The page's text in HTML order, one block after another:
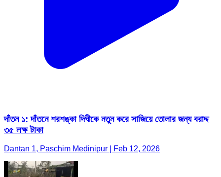
দাঁতন ১: দাঁতনে শরশঙ্কা দিঘীকে নতুন করে সাজিয়ে তোলার জন্য বরাদ্দ
৩৫ লক্ষ টাকা
Dantan 1, Paschim Medinipur | Feb 12, 2026